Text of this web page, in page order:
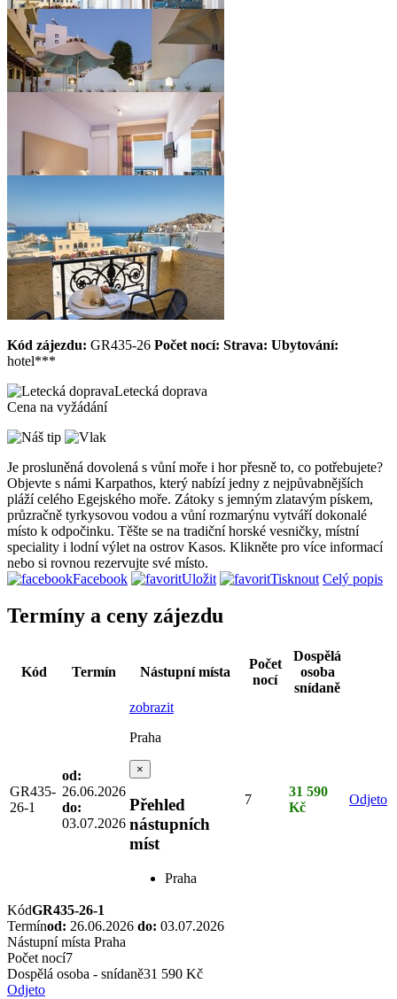
Kód zájezdu: GR435-26 Počet nocí: Strava: Ubytování:
hotel***
Letecká doprava
Cena na vyžádání
Je prosluněná dovolená s vůní moře i hor přesně to, co potřebujete?
Objevte s námi Karpathos, který nabízí jedny z nejpůvabnějších
pláží celého Egejského moře. Zátoky s jemným zlatavým pískem,
průzračně tyrkysovou vodou a vůní rozmarýnu vytváří dokonalé
místo k odpočinku. Těšte se na tradiční horské vesničky, místní
speciality i lodní výlet na ostrov Kasos. Klikněte pro více informací
nebo si rovnou rezervujte své místo.
Facebook
Uložit Tisknout Celý popis
Termíny a ceny zájezdu
Kód Termín Nástupní místa
Počet
nocí
Dospělá
osoba
snídaně
GR435-
26-1
od:
26.06.2026
do:
03.07.2026
zobrazit
Praha
×
Přehled
nástupních
míst
Praha
7
31 590
Kč
Odjeto
KódGR435-26-1
Termínod: 26.06.2026 do: 03.07.2026
Nástupní místa Praha
Počet nocí7
Dospělá osoba - snídaně31 590 Kč
Odjeto